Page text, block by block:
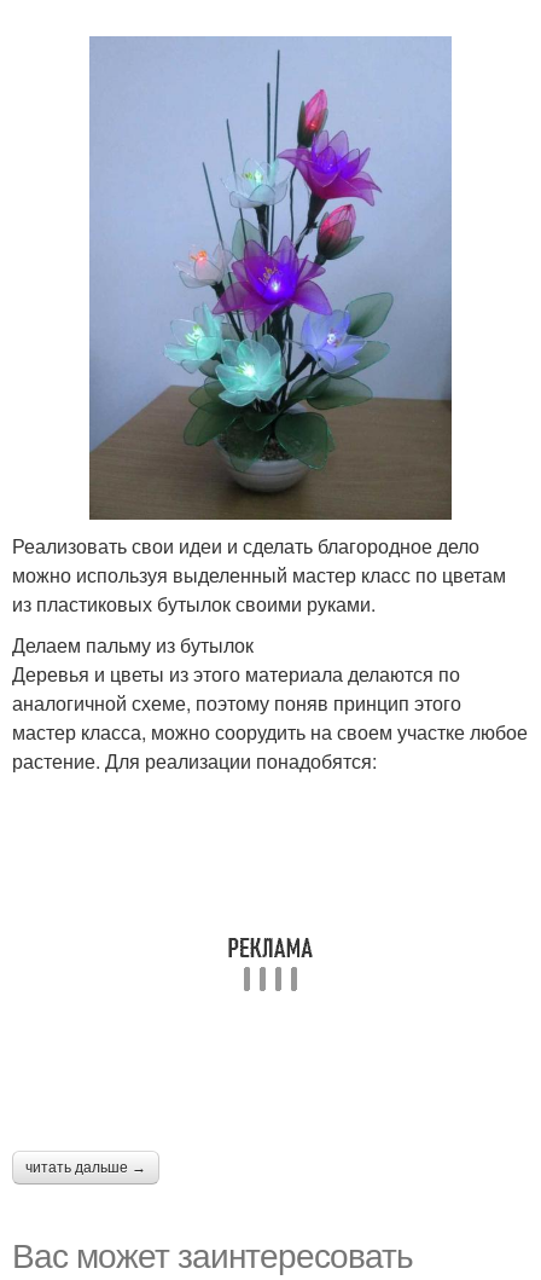
Реализовать свои идеи и сделать благородное дело
можно используя выделенный мастер класс по цветам
из пластиковых бутылок своими руками.
Делаем пальму из бутылок
Деревья и цветы из этого материала делаются по
аналогичной схеме, поэтому поняв принцип этого
мастер класса, можно соорудить на своем участке любое
растение. Для реализации понадобятся:
читать дальше →
Вас может заинтересовать